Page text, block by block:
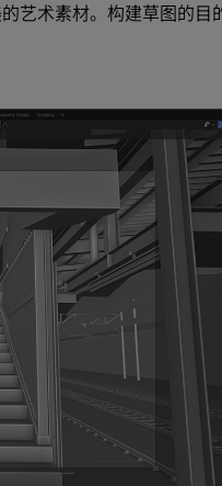
艺术素材。构建草图的目